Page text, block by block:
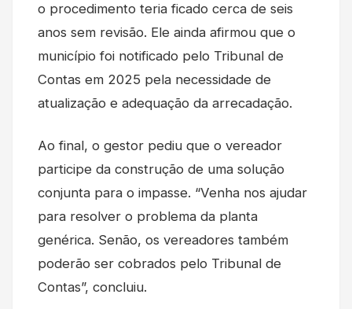
o procedimento teria ficado cerca de seis
anos sem revisão. Ele ainda afirmou que o
município foi notificado pelo Tribunal de
Contas em 2025 pela necessidade de
atualização e adequação da arrecadação.
Ao final, o gestor pediu que o vereador
participe da construção de uma solução
conjunta para o impasse. “Venha nos ajudar
para resolver o problema da planta
genérica. Senão, os vereadores também
poderão ser cobrados pelo Tribunal de
Contas”, concluiu.